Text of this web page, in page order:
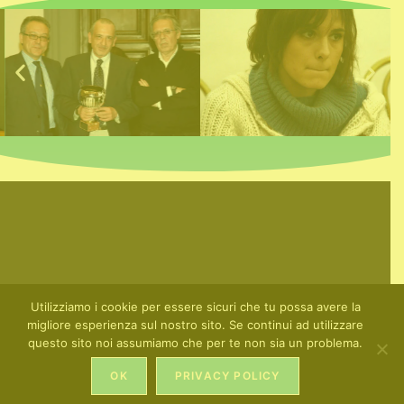
HOME PRIVACY POLICY
Copyright Associazione Alberoandronico - CF 97401700584
Utilizziamo i cookie per essere sicuri che tu possa avere la
migliore esperienza sul nostro sito. Se continui ad utilizzare
questo sito noi assumiamo che per te non sia un problema.
OK PRIVACY POLICY